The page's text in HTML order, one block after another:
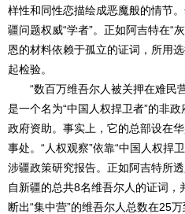
样性和同性恋描绘成恶魔般的情节
疆问题权威“学者”。正如阿吉特在“
恩的材料依赖于孤立的证词，所用
起检验。
“数百万维吾尔人被关押在难民
是一个名为“中国人权捍卫者”的非
政府资助。事实上，它的总部设在
事处。“人权观察”依靠“中国人权捍
涉疆政策研究报告。正如阿吉特所
自新疆的总共8名维吾尔人的证词
断出“集中营”的维吾尔人总数在25万